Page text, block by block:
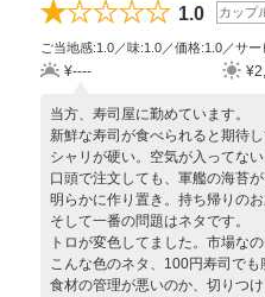
1.0 カップ
ご当地感:1.0／味:1.0／価格:1.0／サ
¥----
当方、寿司屋に勤めています。
新鮮な寿司が食べられると期待
シャリが硬い。空気が入ってな
口頭で注文しても、軍艦の海苔
明らかに作り置き。持ち帰りの
そして一番の問題はネタです。
トロが変色してました。市場な
こんな色のネタ、100円寿司でも
食材の管理が悪いのか、切りつ